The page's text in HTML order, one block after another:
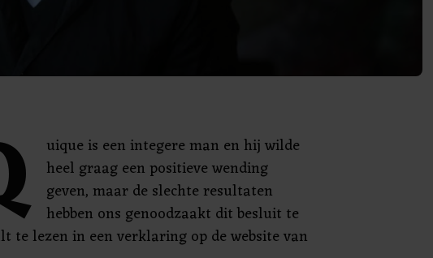
uique is een integere man en hij wilde
heel graag een positieve wending
geven, maar de slechte resultaten
hebben ons genoodzaakt dit besluit te
te lezen in een verklaring op de website van